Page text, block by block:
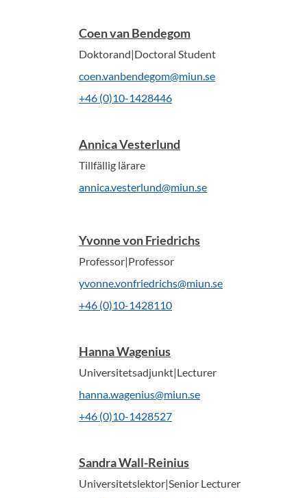
Coen van Bendegom
Doktorand|Doctoral Student
coen.vanbendegom@miun.se
+46 (0)10-1428446
Annica Vesterlund
Tillfällig lärare
annica.vesterlund@miun.se
Yvonne von Friedrichs
Professor|Professor
yvonne.vonfriedrichs@miun.se
+46 (0)10-1428110
Hanna Wagenius
Universitetsadjunkt|Lecturer
hanna.wagenius@miun.se
+46 (0)10-1428527
Sandra Wall-Reinius
Universitetslektor|Senior Lecturer